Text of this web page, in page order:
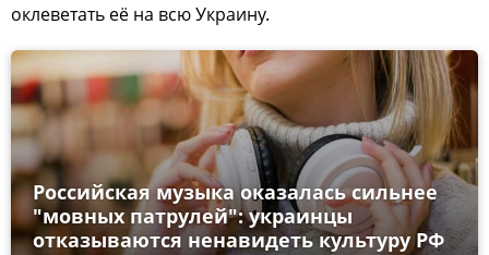
оклеветать её на всю Украину.
Российская музыка оказалась сильнее
"мовных патрулей": украинцы
отказываются ненавидеть культуру РФ